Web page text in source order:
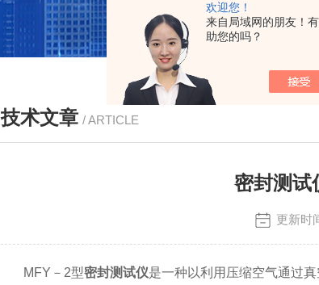
欢迎您！
来自局域网的朋友！
助您的吗？
技术文章 / ARTICLE
密封测试
更新时
MFY－2型密封测试仪是一种以利用压缩空气通过